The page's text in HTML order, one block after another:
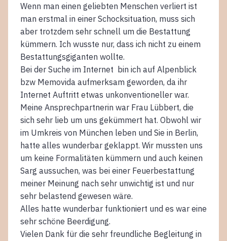
Wenn man einen geliebten Menschen verliert ist
man erstmal in einer Schocksituation, muss sich
aber trotzdem sehr schnell um die Bestattung
kümmern. Ich wusste nur, dass ich nicht zu einem
Bestattungsgiganten wollte.
Bei der Suche im Internet bin ich auf Alpenblick
bzw Memovida aufmerksam geworden, da ihr
Internet Auftritt etwas unkonventioneller war.
Meine Ansprechpartnerin war Frau Lübbert, die
sich sehr lieb um uns gekümmert hat. Obwohl wir
im Umkreis von München leben und Sie in Berlin,
hatte alles wunderbar geklappt. Wir mussten uns
um keine Formalitäten kümmern und auch keinen
Sarg aussuchen, was bei einer Feuerbestattung
meiner Meinung nach sehr unwichtig ist und nur
sehr belastend gewesen wäre.
Alles hatte wunderbar funktioniert und es war eine
sehr schöne Beerdigung.
Vielen Dank für die sehr freundliche Begleitung in